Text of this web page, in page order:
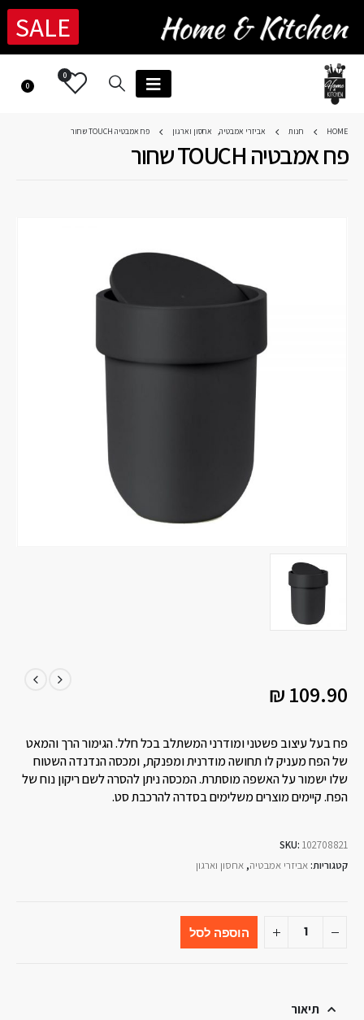
SALE
0
0
HOME חנות אביזרי אמבטיה, אחסון וארגון פח אמבטיה TOUCH שחור
פח אמבטיה TOUCH שחור
₪ 109.90
פח בעל עיצוב פשטני ומודרני המשתלב בכל חלל. הגימור הרך והמאט
של הפח מעניק לו תחושה מודרנית ומפנקת, ומכסה הנדנדה השטוח
שלו ישמור על האשפה מוסתרת. המכסה ניתן להסרה לשם ריקון נוח של
הפח. קיימים מוצרים משלימים בסדרה להרכבת סט.
SKU: 102708821
קטגוריות:אביזרי אמבטיה, אחסון וארגון
הוספה לסל
תיאור